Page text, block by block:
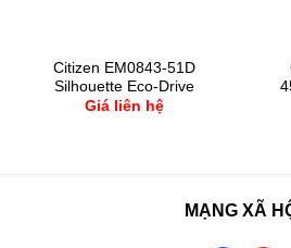
Citizen EM0843-51D
Silhouette Eco-Drive
Giá liên hệ
MẠNG XÃ